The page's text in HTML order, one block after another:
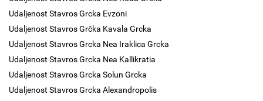
Udaljenost Stavros Grcka Evzoni
Udaljenost Stavros Grčka Kavala Grcka
Udaljenost Stavros Grcka Nea Iraklica Grcka
Udaljenost Stavros Grcka Nea Kallikratia
Udaljenost Stavros Grcka Solun Grcka
Udaljenost Stavros Grcka Alexandropolis